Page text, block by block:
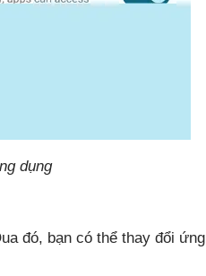
dụng
đó, bạn có thể thay đổi ứng